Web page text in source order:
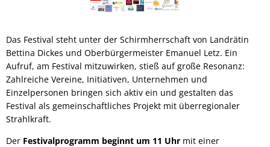
Das Festival steht unter der Schirmherrschaft von Landrätin
Bettina Dickes und Oberbürgermeister Emanuel Letz. Ein
Aufruf, am Festival mitzuwirken, stieß auf große Resonanz:
Zahlreiche Vereine, Initiativen, Unternehmen und
Einzelpersonen bringen sich aktiv ein und gestalten das
Festival als gemeinschaftliches Projekt mit überregionaler
Strahlkraft.
Der Festivalprogramm beginnt um 11 Uhr mit einer